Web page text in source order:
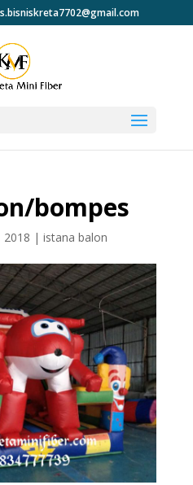
bompes
2018 | istana balon